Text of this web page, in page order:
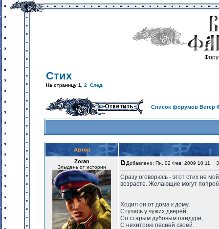
Стих
На страницу 1 2 След.
Список форумов Ветер
Автор
Zoran
Злыдень от истории
Добавлено: Пн, 02 Фев, 2009 10:11
Сразу оговорюсь - этот стих не
возрасте. Желающие могут
Ходил он от дома к дому,
Стучась у чужих дверей,
Со старым дубовым пандури,
С нехитрою песней своей.